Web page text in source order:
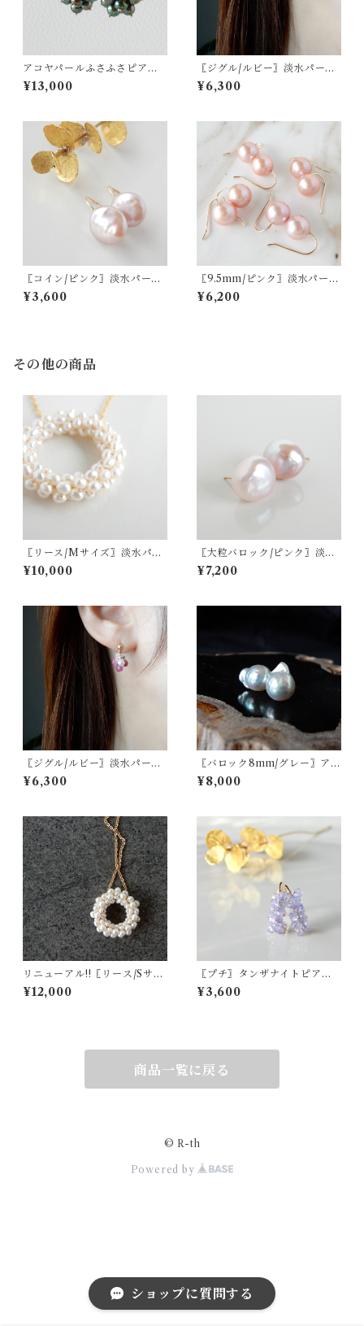
ショップに質問する
アコヤパールふさふさピアス/
イヤリング 14kgf（ブラッ
ク）【1299】
¥13,000
〖ジグル/ルビー〗淡水パール
ハーキマーダイヤモンドピア
ス/イヤリング 14kgf 7月の誕
¥6,300
〖コイン/ピンク〗淡水パール
フックピアス14kgf【1601】
¥3,600
〖9.5mm/ピンク〗淡水パール
フックピアス14kgf【1900】
¥6,200
その他の商品
〖リース/Mサイズ〗淡水パー
ルネックレス 選べる素材 サー
ジカルステンレス/14kgf【19
¥10,000
〖大粒バロック/ピンク〗淡水
パールスタッドピアス/イヤリ
ング14kgf/SV925【1544】
¥7,200
〖ジグル/ルビー〗淡水パール
ハーキマーダイヤモンドピア
ス/イヤリング 14kgf 7月の誕
¥6,300
〖バロック8mm/グレー〗アコ
ヤパールスタッドピアス/イヤ
リング14kgf/SV925【1799】
¥8,000
リニューアル!!〖リース/Sサイ
ズ〗淡水パールネックレス 選
べる素材 サージカルステンレ
¥12,000
〖プチ〗タンザナイトピアス/
イヤリング 14kgf 12月の誕生
石【1639】
¥3,600
商品一覧に戻る
© R-th
Powered by